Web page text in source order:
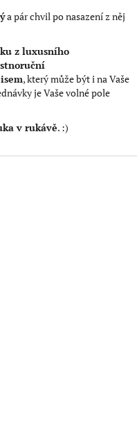
a pár chvil po nasazení z něj
z luxusního
, který může být i na Vaše
je Vaše volné pole
v rukávě. :)